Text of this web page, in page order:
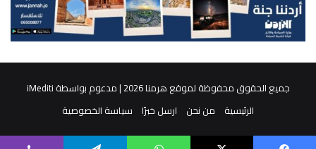
جميع الحقوق محفوظة لموقع هرمنا 2026 | مدعوم بواسطة
iMediti
الرئيسية
من نحن ارسل خبرًا سياسة الخصوصية